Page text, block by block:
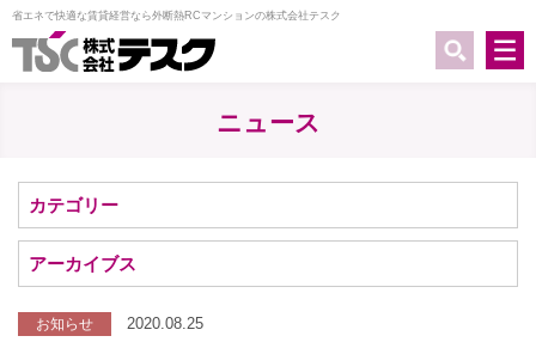
省エネで快適な賃貸経営なら外断熱RCマンションの株式会社テスク
ニュース
カテゴリー
アーカイブス
お知らせ 2020.08.25